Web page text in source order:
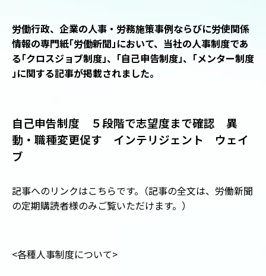
労働行政、企業の人事・労務施策事例ならびに労使関係
情報の専門紙「労働新聞」において、当社の人事制度であ
る「クロスジョブ制度」
、 「自己申告制度」
、 「メンター制度
」に関する記事が掲載されました。
自己申告制度 ５段階で志望度まで確認 異
動・職種変更促す インテリジェント ウェイ
ブ
記事へのリンクはこちらです。 （記事の全文は、労働新聞
の定期購読者様のみご覧いただけます。 ）
<各種人事制度について>